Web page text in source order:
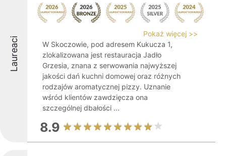
Laureaci
Pokaż więcej >>
W Skoczowie, pod adresem Kukucza 1,
zlokalizowana jest restauracja Jadło
Grzesia, znana z serwowania najwyższej
jakości dań kuchni domowej oraz różnych
rodzajów aromatycznej pizzy. Uznanie
wśród klientów zawdzięcza ona
szczególnej dbałości ...
8.9